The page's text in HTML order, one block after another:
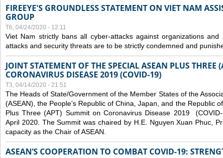
FIREEYE'S GROUNDLESS STATEMENT ON VIET NAM
GROUP
T6, 04/24/2020 - 12:11
Viet Nam strictly bans all cyber-attacks against organizations
attacks and security threats are to be strictly condemned and
JOINT STATEMENT OF THE SPECIAL ASEAN PLUS
CORONAVIRUS DISEASE 2019 (COVID-19)
T3, 04/14/2020 - 21:51
The Heads of State/Government of the Member States of the
(ASEAN), the People’s Republic of China, Japan, and the Republic
Plus Three (APT) Summit on Coronavirus Disease 2019
April 2020. The Summit was chaired by H.E. Nguyen Xuan Phuc,
capacity as the Chair of ASEAN.
ASEAN’S COOPERATION TO COMBAT COVID-19: